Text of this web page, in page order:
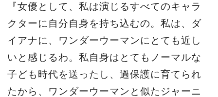
『女優として、私は演じるすべてのキャラ
クターに自分自身を持ち込むの。私は、ダ
イアナに、ワンダーウーマンにとても近し
いと感じるわ。私自身はとてもノーマルな
子ども時代を送ったし、過保護に育てられ
たから、ワンダーウーマンと似たジャーニ